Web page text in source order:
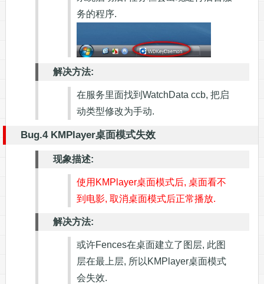
务的程序.
解决方法:
在服务里面找到WatchData ccb, 把启
动类型修改为手动.
Bug.4 KMPlayer桌面模式失效
现象描述:
使用KMPlayer桌面模式后, 桌面看不
到电影, 取消桌面模式后正常播放.
解决方法:
或许Fences在桌面建立了图层, 此图
层在最上层, 所以KMPlayer桌面模式
会失效.